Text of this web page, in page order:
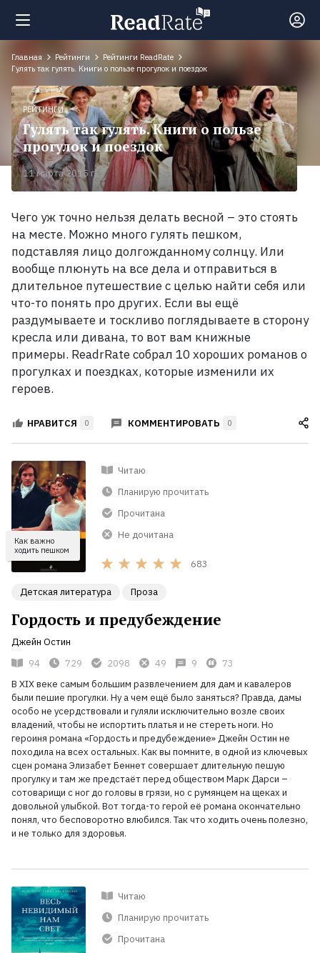
Поиск
Новости
Рейтинги
лучших
книг
Книги,
которые
должен
прочитать
каждый
Рейтинги
ReadRate
Рейтинги
от
знаменитостей
Бестселлеры
Книги
Экранизации
Коллекции
Главная Рейтинги
Рейтинги ReadRate
Гулять так гулять. Книги о пользе прогулок и поездок
РЕЙТИНГИ
Гулять так гулять. Книги о пользе
прогулок и поездок
11 марта 2015 г.
Чего уж точно нельзя делать весной – это стоять
на месте. Можно много гулять пешком,
подставляя лицо долгожданному солнцу. Или
вообще плюнуть на все дела и отправиться в
длительное путешествие с целью найти себя или
что-то понять про других. Если вы ещё
раздумываете и тоскливо поглядываете в сторону
кресла или дивана, то вот вам книжные
примеры. ReadrRate собрал 10 хороших романов о
прогулках и поездках, которые изменили их
героев.
НРАВИТСЯ 0 КОММЕНТИРОВАТЬ 0
Как важно
ходить пешком
Читаю
Планирую прочитать
Прочитана
Не дочитана
683
Детская литература Проза
Гордость и предубеждение
Джейн Остин
94
729 2098 49 9
73
В XIX веке самым большим развлечением для дам и кавалеров
были пешие прогулки. Ну а чем ещё было заняться? Правда, дамы
особо не усердствовали и гуляли исключительно возле своих
владений, чтобы не испортить платья и не стереть ноги. Но
героиня романа «Гордость и предубеждение» Джейн Остин не
походила на всех остальных. Как вы помните, в одной из ключевых
сцен романа Элизабет Беннет совершает длительную пешую
прогулку и там же предстаёт перед обществом Марк Дарси –
сотоварищи с ног до головы в грязи, но с румянцем на щеках и
довольной улыбкой. Вот тогда-то герой её романа окончательно
понял, что бесповоротно влюбился. Так что ходить очень полезно,
и не только для здоровья.
Читаю
Планирую прочитать
Прочитана